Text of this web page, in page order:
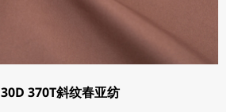
30D 370T斜纹春亚纺